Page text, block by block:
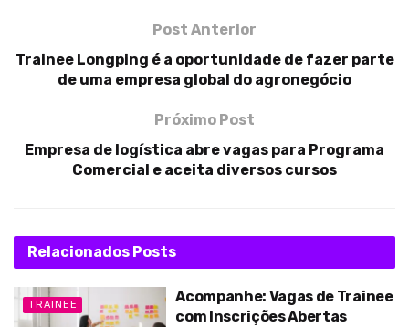
Post Anterior
Trainee Longping é a oportunidade de fazer parte
de uma empresa global do agronegócio
Próximo Post
Empresa de logística abre vagas para Programa
Comercial e aceita diversos cursos
Relacionados Posts
TRAINEE
Acompanhe: Vagas de Trainee
com Inscrições Abertas